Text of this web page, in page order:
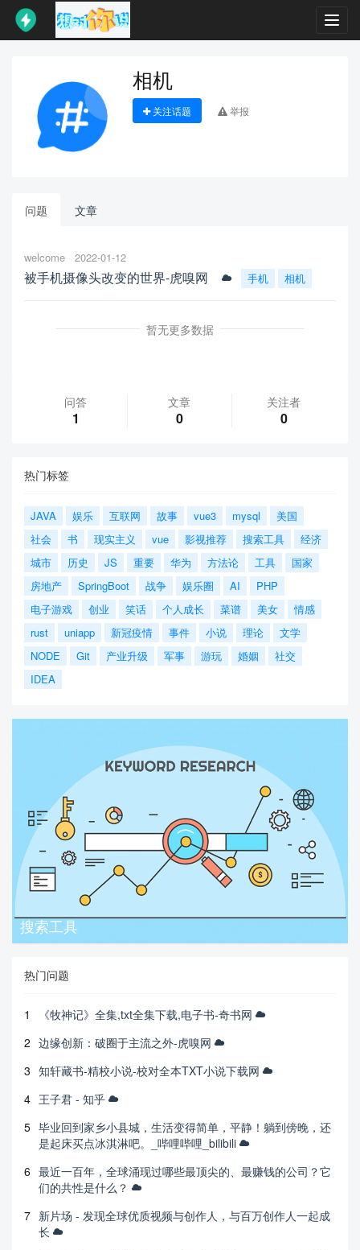
相机
关注话题 举报
问题 文章
welcome 2022-01-12
被手机摄像头改变的世界-虎嗅网 手机 相机
暂无更多数据
问答
1
文章
0
关注者
0
热门标签
JAVA 娱乐 互联网 故事 vue3 mysql
美国
社会
书 现实主义 vue 影视推荐 搜索工具
经济
城市
历史 JS 重要 华为 方法论 工具
国家
房地产
SpringBoot 战争 娱乐圈 AI
PHP
电子游戏
创业 笑话 个人成长 菜谱 美女
情感
rust
uniapp 新冠疫情 事件 小说 理论
文学
NODE
Git 产业升级 军事 游玩 婚姻
社交
IDEA
搜索工具
热门问题
1
《牧神记》全集,txt全集下载,电子书-奇书网
2 边缘创新：破圈于主流之外-虎嗅网
3 知轩藏书-精校小说-校对全本TXT小说下载网
4 王子君 - 知乎
5 毕业回到家乡小县城，生活变得简单，平静！躺到傍晚，还
是起床买点冰淇淋吧。_哔哩哔哩_bilibili
6 最近一百年，全球涌现过哪些最顶尖的、最赚钱的公司？它
们的共性是什么？
7 新片场 - 发现全球优质视频与创作人，与百万创作人一起成
长